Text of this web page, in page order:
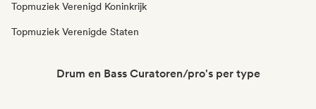
Topmuziek Verenigd Koninkrijk
Topmuziek Verenigde Staten
Drum en Bass Curatoren/pro's per type